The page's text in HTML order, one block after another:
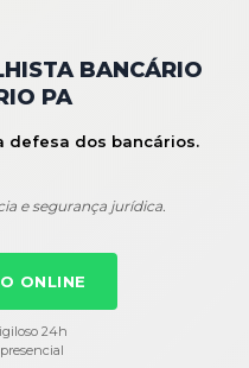
BANCÁRIO
PA
defesa dos bancários.
e segurança jurídica.
ONLINE
24h